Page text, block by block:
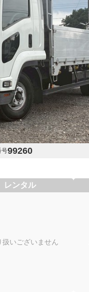
号99260
レンタル
扱いございません